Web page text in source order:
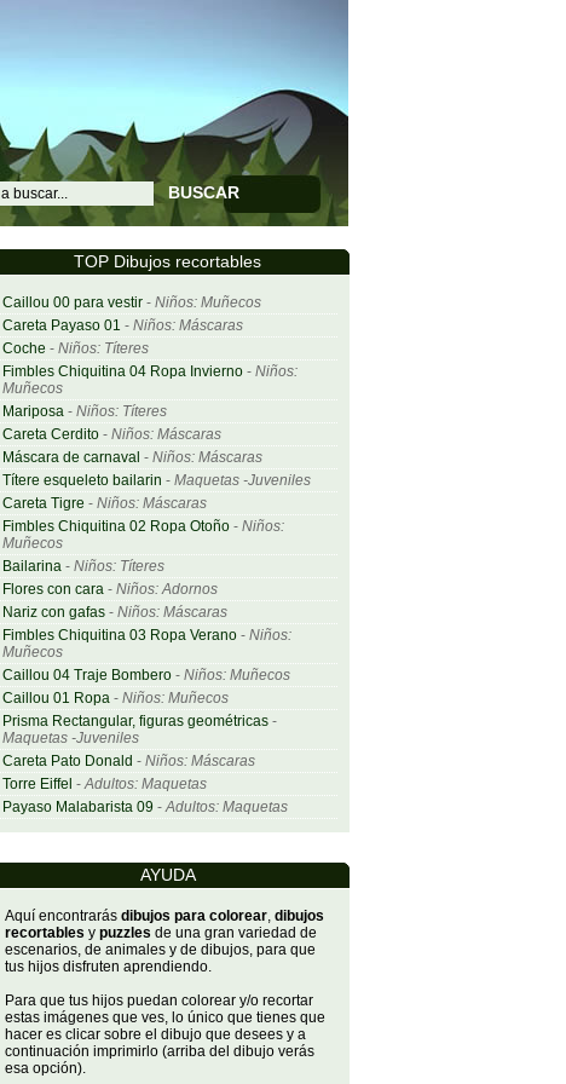
BUSCAR
TOP Dibujos recortables
Caillou 00 para vestir- Niños: Muñecos
Careta Payaso 01 - Niños: Máscaras
Coche - Niños: Títeres
Fimbles Chiquitina 04 Ropa Invierno- Niños:
Muñecos
Mariposa- Niños: Títeres
Careta Cerdito- Niños: Máscaras
Máscara de carnaval - Niños: Máscaras
Títere esqueleto bailarin - Maquetas -Juveniles
Careta Tigre - Niños: Máscaras
Fimbles Chiquitina 02 Ropa Otoño- Niños:
Muñecos
Bailarina- Niños: Títeres
Flores con cara- Niños: Adornos
Nariz con gafas- Niños: Máscaras
Fimbles Chiquitina 03 Ropa Verano- Niños:
Muñecos
Caillou 04 Traje Bombero- Niños: Muñecos
Caillou 01 Ropa- Niños: Muñecos
Prisma Rectangular, figuras geométricas-
Maquetas -Juveniles
Careta Pato Donald - Niños: Máscaras
Torre Eiffel -Adultos: Maquetas
Payaso Malabarista 09 -Adultos: Maquetas
AYUDA
Aquí encontrarás dibujos para colorear, dibujos
recortables y puzzles de una gran variedad de
escenarios, de animales y de dibujos, para que
tus hijos disfruten aprendiendo.
Para que tus hijos puedan colorear y/o recortar
estas imágenes que ves, lo único que tienes que
hacer es clicar sobre el dibujo que desees y a
continuación imprimirlo (arriba del dibujo verás
esa opción).